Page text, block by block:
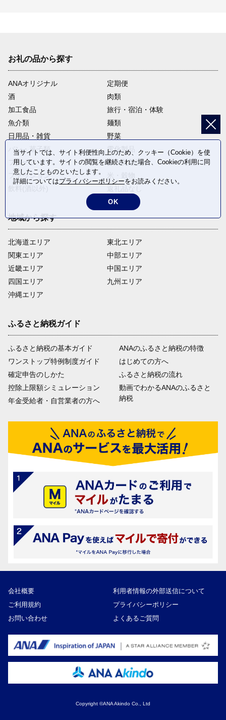
お礼の品から探す
ANAオリジナル
定期便
酒
肉類
加工食品
旅行・宿泊・体験
魚介類
麺類
日用品・雑貨
野菜
パン・菓子類
電化製品
フルーツ
卵・乳製品
ファッション
地域から探す
北海道エリア
関東エリア
近畿エリア
四国エリア
沖縄エリア
東北エリア
中部エリア
中国エリア
九州エリア
ふるさと納税ガイド
ふるさと納税の基本ガイド
ワンストップ特例制度ガイド
確定申告のしかた
控除上限額シミュレーション
年金受給者・自営業者の方へ
ANAのふるさと納税の特徴
はじめての方へ
ふるさと納税の流れ
動画でわかるANAのふるさと
納税
会社概要
利用者情報の外部送信について
ご利用規約
プライバシーポリシー
お問い合わせ
よくあるご質問
Copyright ©ANA Akindo Co., Ltd
当サイトでは、サイト利便性向上のため、クッキー（Cookie）を使
用しています。サイトの閲覧を継続された場合、Cookieの利用に同
意したことものといたします。
詳細についてはプライバシーポリシーをお読みください。
OK